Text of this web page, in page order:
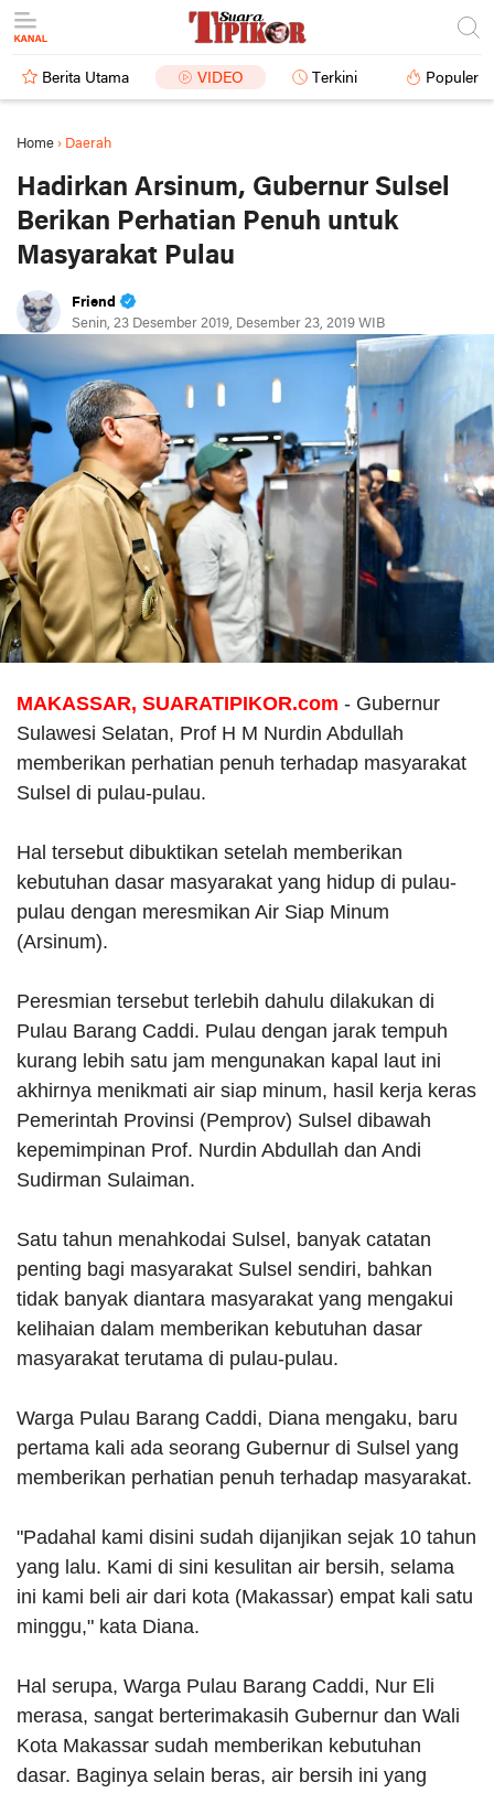
Berita Utama VIDEO Terkini Populer
Home › Daerah
Hadirkan Arsinum, Gubernur Sulsel
Berikan Perhatian Penuh untuk
Masyarakat Pulau
Friend
Senin, 23 Desember 2019, Desember 23, 2019 WIB
MAKASSAR, SUARATIPIKOR.com - Gubernur
Sulawesi Selatan, Prof H M Nurdin Abdullah
memberikan perhatian penuh terhadap masyarakat
Sulsel di pulau-pulau.
Hal tersebut dibuktikan setelah memberikan
kebutuhan dasar masyarakat yang hidup di pulau-
pulau dengan meresmikan Air Siap Minum
(Arsinum).
Peresmian tersebut terlebih dahulu dilakukan di
Pulau Barang Caddi. Pulau dengan jarak tempuh
kurang lebih satu jam mengunakan kapal laut ini
akhirnya menikmati air siap minum, hasil kerja keras
Pemerintah Provinsi (Pemprov) Sulsel dibawah
kepemimpinan Prof. Nurdin Abdullah dan Andi
Sudirman Sulaiman.
Satu tahun menahkodai Sulsel, banyak catatan
penting bagi masyarakat Sulsel sendiri, bahkan
tidak banyak diantara masyarakat yang mengakui
kelihaian dalam memberikan kebutuhan dasar
masyarakat terutama di pulau-pulau.
Warga Pulau Barang Caddi, Diana mengaku, baru
pertama kali ada seorang Gubernur di Sulsel yang
memberikan perhatian penuh terhadap masyarakat.
"Padahal kami disini sudah dijanjikan sejak 10 tahun
yang lalu. Kami di sini kesulitan air bersih, selama
ini kami beli air dari kota (Makassar) empat kali satu
minggu," kata Diana.
Hal serupa, Warga Pulau Barang Caddi, Nur Eli
merasa, sangat berterimakasih Gubernur dan Wali
Kota Makassar sudah memberikan kebutuhan
dasar. Baginya selain beras, air bersih ini yang